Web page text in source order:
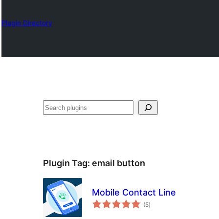
Plugin Directory
ရှာ
Plugin Tag: email button
Mobile Contact Line
(5total
ratings
)